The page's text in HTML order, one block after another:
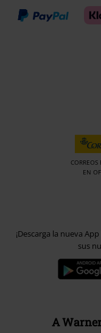
CORREOS
EN
¡Descarga la nueva
sus
A